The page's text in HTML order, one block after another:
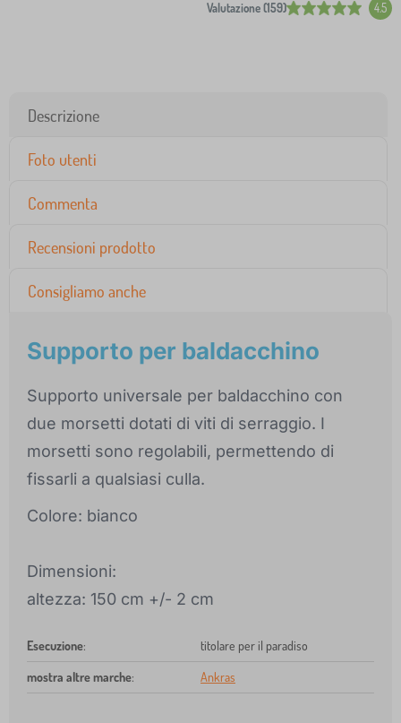
Valutazione (159) 4.5
Descrizione
Foto utenti
Commenta
Recensioni prodotto
Consigliamo anche
Supporto per baldacchino
Supporto universale per baldacchino con
due morsetti dotati di viti di serraggio. I
morsetti sono regolabili, permettendo di
fissarli a qualsiasi culla.
Colore: bianco
Dimensioni:
altezza: 150 cm +/- 2 cm
Esecuzione: titolare per il paradiso
mostra altre marche: Ankras